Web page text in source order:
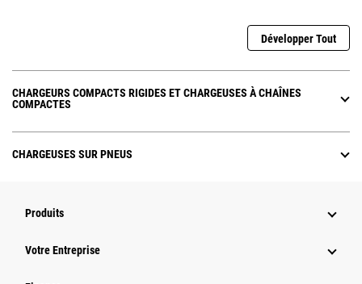
Développer Tout
CHARGEURS COMPACTS RIGIDES ET CHARGEUSES À CHAÎNES
COMPACTES
CHARGEUSES SUR PNEUS
Produits
Votre Entreprise